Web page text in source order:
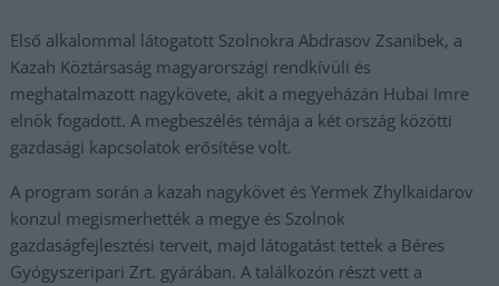
Első alkalommal látogatott Szolnokra Abdrasov Zsanibek, a
Kazah Köztársaság magyarországi rendkívüli és
meghatalmazott nagykövete, akit a megyeházán Hubai Imre
elnök fogadott. A megbeszélés témája a két ország közötti
gazdasági kapcsolatok erősítése volt.
A program során a kazah nagykövet és Yermek Zhylkaidarov
konzul megismerhették a megye és Szolnok
gazdaságfejlesztési terveit, majd látogatást tettek a Béres
Gyógyszeripari Zrt. gyárában. A találkozón részt vett a